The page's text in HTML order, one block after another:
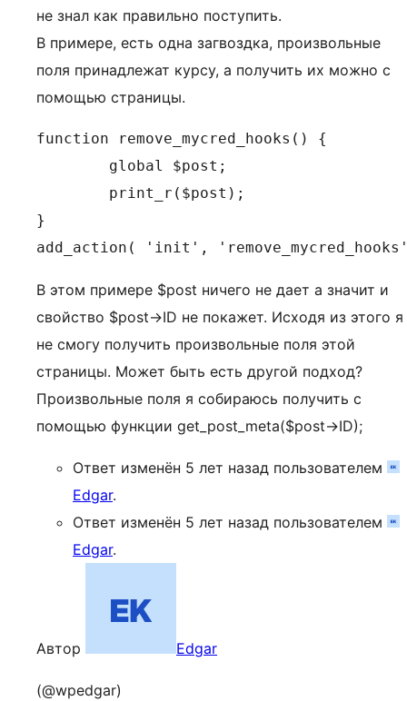
не знал как правильно поступить.
В примере, есть одна загвоздка, произвольные
поля принадлежат курсу, а получить их можно с
помощью страницы.
function remove_mycred_hooks() {
        print_r($post);
}
add_action( 'init',
В этом примере $post ничего не дает а значит и
свойство $post->ID не покажет. Исходя из этого я
не смогу получить произвольные поля этой
страницы. Может быть есть другой подход?
Произвольные поля я собираюсь получить с
помощью функции get_post_meta($post->ID);
Ответ изменён 5 лет назад пользователем
Edgar.
Ответ изменён 5 лет назад пользователем
Edgar.
Автор Edgar
(@wpedgar)